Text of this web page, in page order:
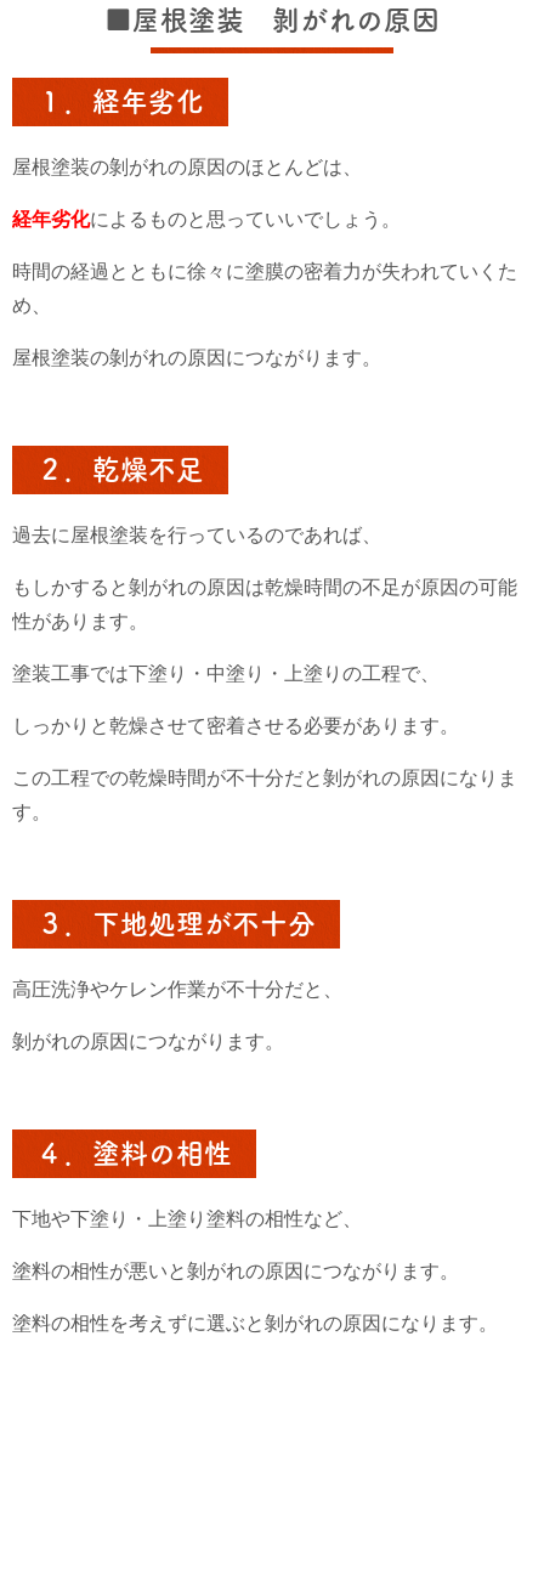
■屋根塗装 剝がれの原因
１．経年劣化
屋根塗装の剝がれの原因のほとんどは、
経年劣化によるものと思っていいでしょう。
時間の経過とともに徐々に塗膜の密着力が失われていくた
め、
屋根塗装の剝がれの原因につながります。
２．乾燥不足
過去に屋根塗装を行っているのであれば、
もしかすると剝がれの原因は乾燥時間の不足が原因の可能
性があります。
塗装工事では下塗り・中塗り・上塗りの工程で、
しっかりと乾燥させて密着させる必要があります。
この工程での乾燥時間が不十分だと剝がれの原因になりま
す。
３．下地処理が不十分
高圧洗浄やケレン作業が不十分だと、
剝がれの原因につながります。
４．塗料の相性
下地や下塗り・上塗り塗料の相性など、
塗料の相性が悪いと剝がれの原因につながります。
塗料の相性を考えずに選ぶと剝がれの原因になります。